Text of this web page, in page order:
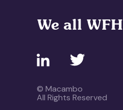
We all WFH
© Macambo
All Rights Reserved